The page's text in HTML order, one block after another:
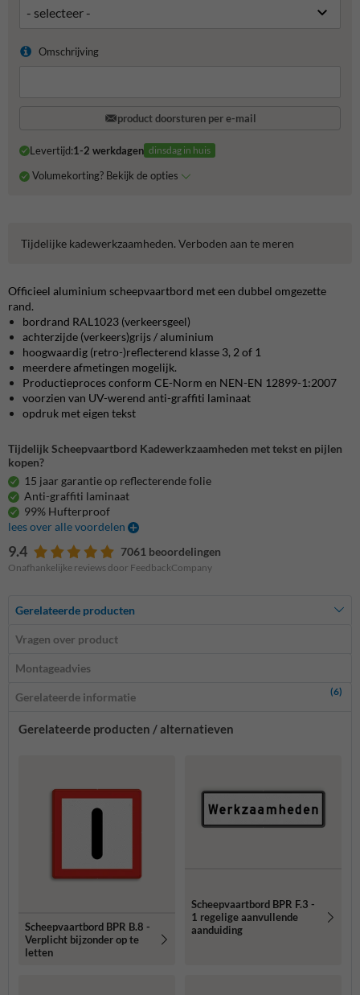
Omschrijving
product doorsturen per e-mail
Levertijd:1-2 werkdagen dinsdag in huis
Volumekorting? Bekijk de opties
Tijdelijke kadewerkzaamheden. Verboden aan te meren
Officieel aluminium scheepvaartbord met een dubbel omgezette
rand.
bordrand RAL1023 (verkeersgeel)
achterzijde (verkeers)grijs / aluminium
hoogwaardig (retro-)reflecterend klasse 3, 2 of 1
meerdere afmetingen mogelijk.
Productieproces conform CE-Norm en NEN-EN 12899-1:2007
voorzien van UV-werend anti-graffiti laminaat
opdruk met eigen tekst
Tijdelijk Scheepvaartbord Kadewerkzaamheden met tekst en pijlen
kopen?
15 jaar garantie op reflecterende folie
Anti-graffiti laminaat
99% Hufterproof
lees over alle voordelen
9.4 7061 beoordelingen
Onafhankelijke reviews door FeedbackCompany
Gerelateerde producten
Vragen over product
Montageadvies
Gerelateerde informatie (6)
Gerelateerde producten / alternatieven
Scheepvaartbord BPR B.8 -
Verplicht bijzonder op te
letten
Scheepvaartbord BPR F.3 -
1 regelige aanvullende
aanduiding